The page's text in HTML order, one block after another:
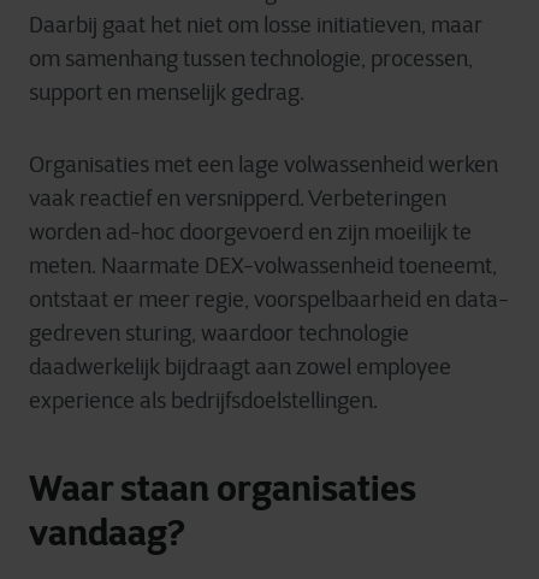
Daarbij gaat het niet om losse initiatieven, maar
om samenhang tussen technologie, processen,
support en menselijk gedrag.
Organisaties met een lage volwassenheid werken
vaak reactief en versnipperd. Verbeteringen
worden ad-hoc doorgevoerd en zijn moeilijk te
meten. Naarmate DEX-volwassenheid toeneemt,
ontstaat er meer regie, voorspelbaarheid en data-
gedreven sturing, waardoor technologie
daadwerkelijk bijdraagt aan zowel employee
experience als bedrijfsdoelstellingen.
Waar staan organisaties
vandaag?